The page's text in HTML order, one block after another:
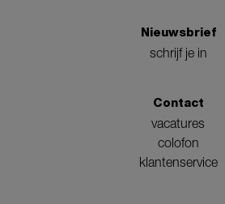
Nieuwsbrief
schrijf je in
Contact
vacatures
colofon
klantenservice